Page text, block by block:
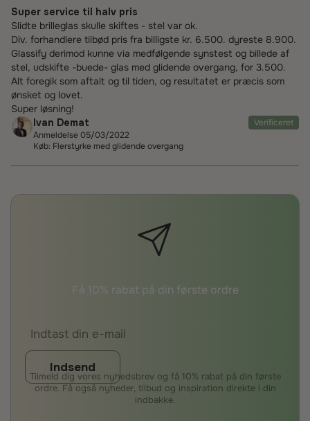
Super service til halv pris
Slidte brilleglas skulle skiftes - stel var ok.
Div. forhandlere tilbød pris fra billigste kr. 6.500. dyreste 8.900.
Glassify derimod kunne via medfølgende synstest og billede af
stel, udskifte -buede- glas med glidende overgang, for 3.500.
Alt foregik som aftalt og til tiden, og resultatet er præcis som
ønsket og lovet.
Super løsning!
Ivan Demat
Verificeret
Anmeldelse 05/03/2022
Køb: Flerstyrke med glidende overgang
Få 10% rabat på din første ordre
Indsend
Tilmeld dig vores nyhedsbrev og få 10% rabat på din første
ordre. Få også nyheder, tilbud og inspiration direkte i din
indbakke.